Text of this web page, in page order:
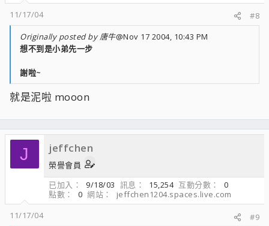
11/17/04
#8
Originally posted by 唐牛@Nov 17 2004, 10:43 PM
想不到是小弟先一步
謝啦~
就是泥啦 mooon
J jeffchen
榮譽會員
已加入
9/18/03 訊息 15,254 互動分數
0
點數
0 網站
jeffchen1204.spaces.live.com
11/17/04
#9